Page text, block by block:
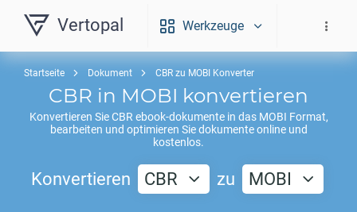
Vertopal Werkzeuge
Startseite Dokument CBR zu MOBI Konverter
CBR in MOBI konvertieren
Konvertieren SieCBR ebook-dokumente in das MOBI Format,
bearbeiten und optimieren Sie dokumente online und
kostenlos.
Konvertieren CBR zu MOBI